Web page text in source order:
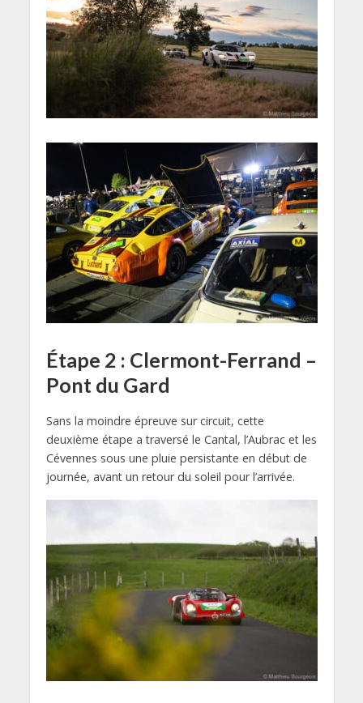
Étape 2 : Clermont-Ferrand –
Pont du Gard
Sans la moindre épreuve sur circuit, cette
deuxième étape a traversé le Cantal, l’Aubrac et les
Cévennes sous une pluie persistante en début de
journée, avant un retour du soleil pour l’arrivée.